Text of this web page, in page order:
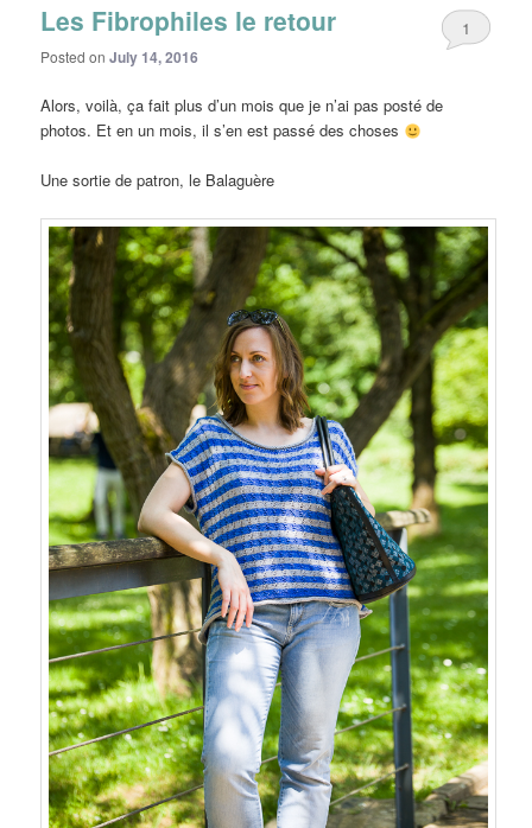
Les Fibrophiles le retour
Posted onJuly 14, 2016
1
Alors, voilà, ça fait plus d’un mois que je n’ai pas posté de
photos. Et en un mois, il s’en est passé des choses
Une sortie de patron, le Balaguère